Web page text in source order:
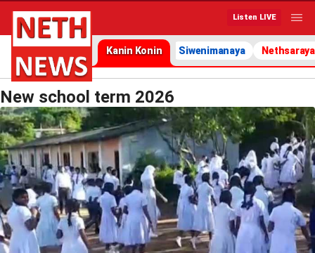
Listen LIVE
Kanin Konin Siwenimanaya Nethsaraya
New school term 2026